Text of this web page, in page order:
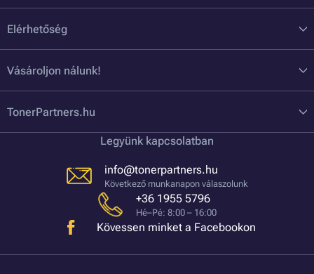
Elérhetőség
Vásároljon nálunk!
TonerPartners.hu
Legyünk kapcsolatban
info@tonerpartners.hu
Következő munkanapon válaszolunk
+36 1955 5796
Hé–Pé: 8:00 – 16:00
Kövessen minket a Facebookon